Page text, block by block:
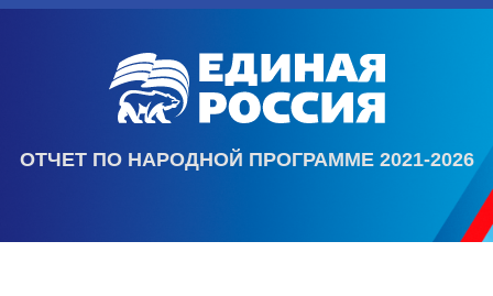
ОТЧЕТ ПО НАРОДНОЙ ПРОГРАММЕ 2021-2026